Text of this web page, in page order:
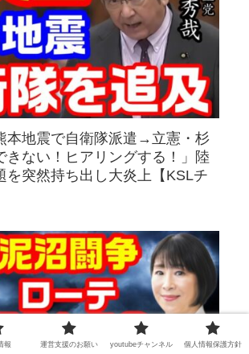
本地震で自衛隊派遣→立憲・杉
きない！ヒアリングする！」陸
を突然持ち出し大炎上【KSLチ
報 運営支援のお願い youtubeチャンネル 個人情報保護方針